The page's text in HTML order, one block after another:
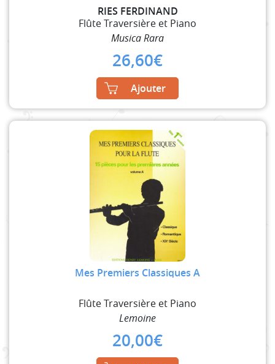
RIES FERDINAND
Flûte Traversière et Piano
Musica Rara
26,60€
Ajouter
Mes Premiers Classiques A
Flûte Traversière et Piano
Lemoine
20,00€